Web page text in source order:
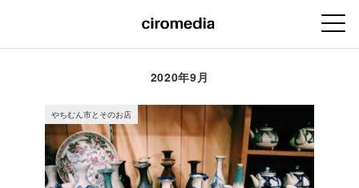
2020年9月
やちむん市とそのお店